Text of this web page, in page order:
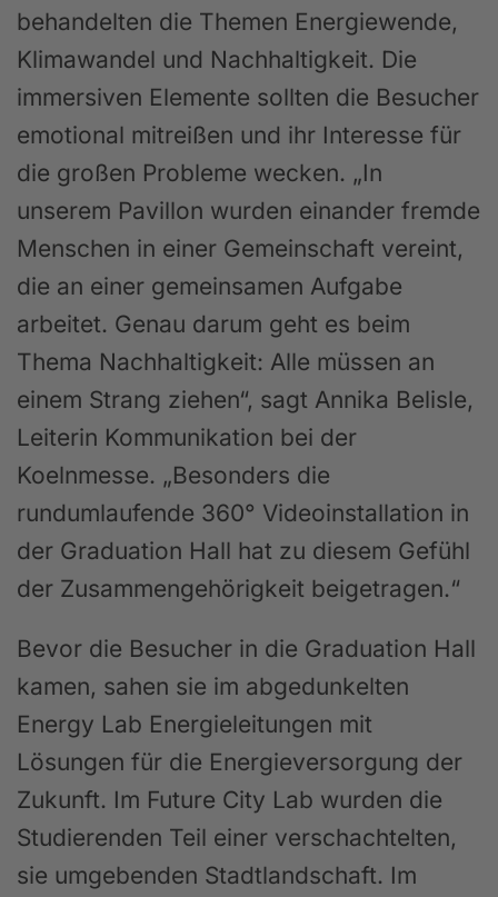
behandelten die Themen Energiewende,
Klimawandel und Nachhaltigkeit. Die
immersiven Elemente sollten die Besucher
emotional mitreißen und ihr Interesse für
die großen Probleme wecken. „In
unserem Pavillon wurden einander fremde
Menschen in einer Gemeinschaft vereint,
die an einer gemeinsamen Aufgabe
arbeitet. Genau darum geht es beim
Thema Nachhaltigkeit: Alle müssen an
einem Strang ziehen“, sagt Annika Belisle,
Leiterin Kommunikation bei der
Koelnmesse. „Besonders die
rundumlaufende 360° Videoinstallation in
der Graduation Hall hat zu diesem Gefühl
der Zusammengehörigkeit beigetragen.“
Bevor die Besucher in die Graduation Hall
kamen, sahen sie im abgedunkelten
Energy Lab Energieleitungen mit
Lösungen für die Energieversorgung der
Zukunft. Im Future City Lab wurden die
Studierenden Teil einer verschachtelten,
sie umgebenden Stadtlandschaft. Im